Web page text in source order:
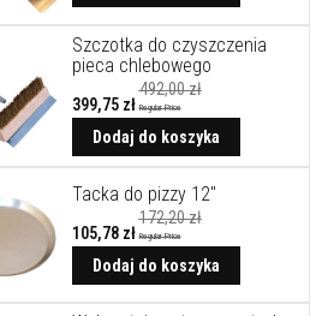
Szczotka do czyszczenia
pieca chlebowego
Cena
promocyjna
399,75 zł Regular Price
492,00 zł
Dodaj do koszyka
Tacka do pizzy 12"
Cena
promocyjna
105,78 zł Regular Price
172,20 zł
Dodaj do koszyka